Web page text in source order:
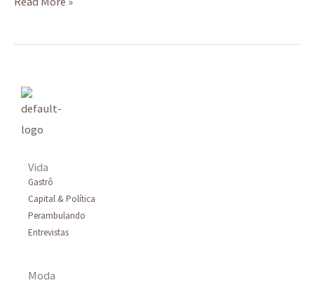
Vida
Gastrô
Capital & Política
Perambulando
Entrevistas
Moda